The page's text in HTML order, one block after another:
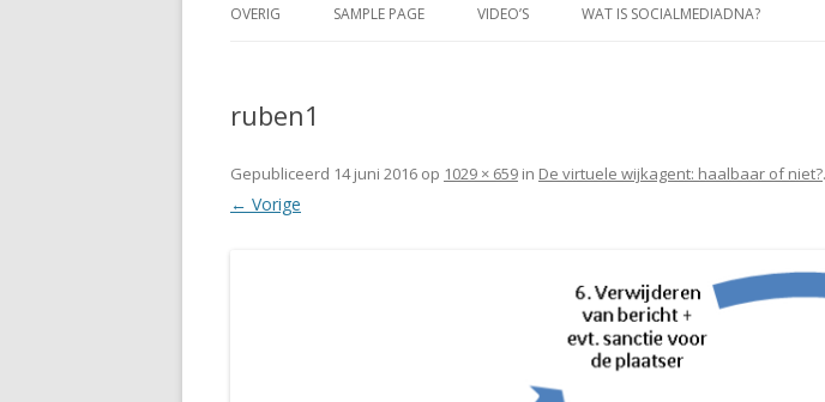
OVERIG SAMPLE PAGE VIDEO’S WAT IS SOCIALMEDIADNA?
ruben1
Gepubliceerd 14 juni 2016 op 1029 × 659 in De virtuele wijkagent: haalbaar of niet?.
← Vorige